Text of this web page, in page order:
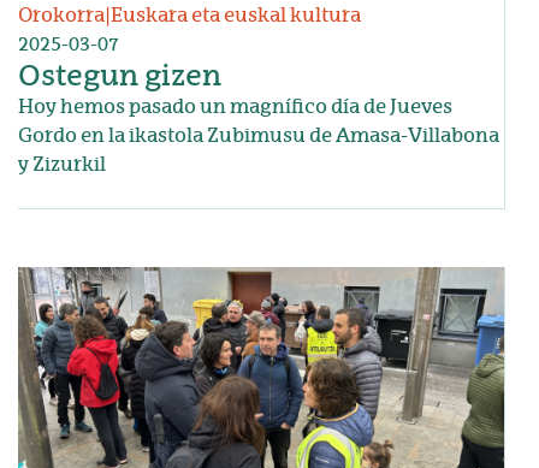
Orokorra| Euskara eta euskal kultura
2025-03-07
Ostegun gizen
Hoy hemos pasado un magnífico día de Jueves
Gordo en la ikastola Zubimusu de Amasa-Villabona
y Zizurkil
Irudia